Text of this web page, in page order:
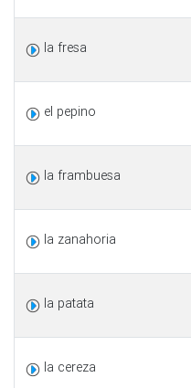
la fresa
el pepino
la frambuesa
la zanahoria
la patata
la cereza